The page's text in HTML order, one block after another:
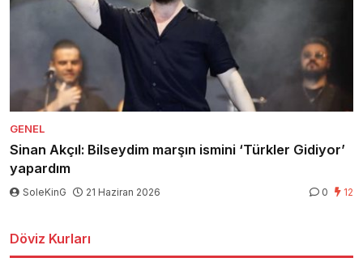
GENEL
Sinan Akçıl: Bilseydim marşın ismini ‘Türkler Gidiyor’
yapardım
SoleKinG 21 Haziran 2026 0 12
Döviz Kurları